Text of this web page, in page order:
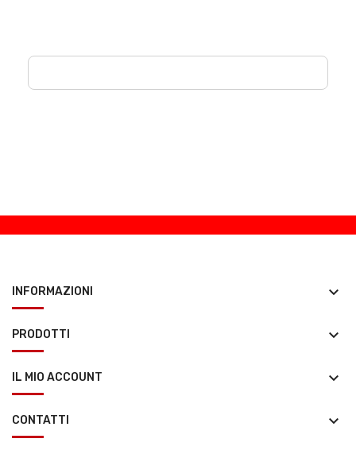
INFORMAZIONI keyboard_arrow_down
PRODOTTI keyboard_arrow_down
IL MIO ACCOUNT keyboard_arrow_down
CONTATTI keyboard_arrow_down